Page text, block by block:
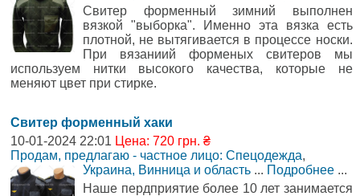
Свитер форменный зимний выполнен
вязкой "выборка". Именно эта вязка есть
плотной, не вытягивается в процессе носки.
При вязаниий форменых свитеров мы
используем нитки высокого качества, которые не
меняют цвет при стирке.
Свитер форменный хаки
10-01-2024 22:01 Цена: 720 грн. ₴
Продам, предлагаю - частное лицо: Спецодежда,
Украина, Винница и область ... Подробнее ...
Наше пердприятие более 10 лет занимается